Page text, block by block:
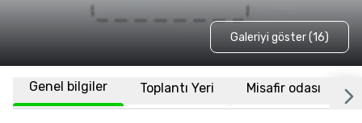
Galeriyi göster (16)
Genel bilgiler Toplantı Yeri Misafir odası